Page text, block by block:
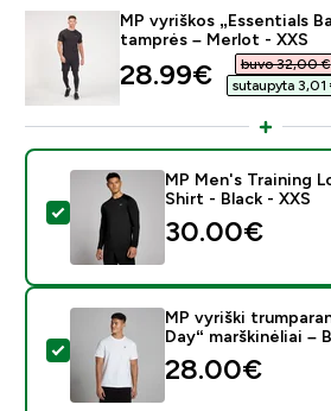
MP vyriškos „Essentials
tamprės – Merlot - XXS
discounted
28.99€‎
buvo 32,00 €‎
sutaupyta 3,01
Pasirinkti šį produktą - MP
MP Men's Training
Shirt - Black - XXS
30.00€‎
Pasirinkti šį produktą - MP
MP vyriški
Day“ marškinėliai –
28.00€‎